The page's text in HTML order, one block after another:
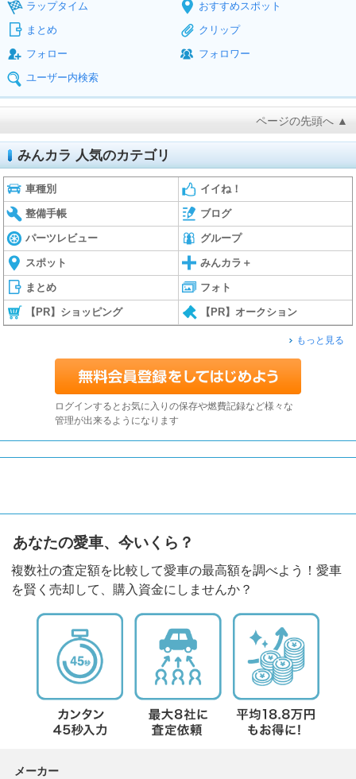
ラップタイム
おすすめスポット
まとめ
クリップ
フォロー
フォロワー
ユーザー内検索
ページの先頭へ ▲
みんカラ 人気のカテゴリ
車種別 イイね！
整備手帳 ブログ
パーツレビュー グループ
スポット みんカラ＋
まとめ フォト
【PR】ショッピング 【PR】オークション
もっと見る
ログインするとお気に入りの保存や燃費記録など様々な
管理が出来るようになります
あなたの愛車、今いくら？
複数社の査定額を比較して愛車の最高額を調べよう！愛車
を賢く売却して、購入資金にしませんか？
メーカー